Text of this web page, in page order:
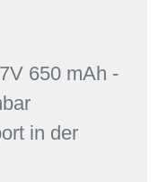
650 mAh -
in der